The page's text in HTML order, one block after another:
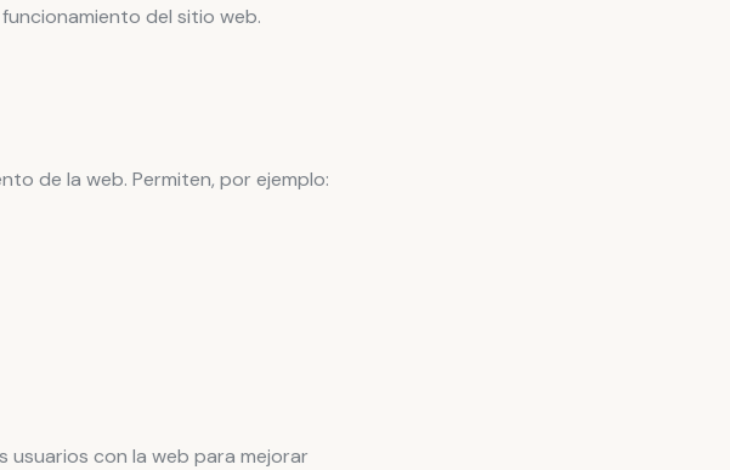
del sitio web.
de la web. Permiten, por ejemplo:
con la web para mejorar